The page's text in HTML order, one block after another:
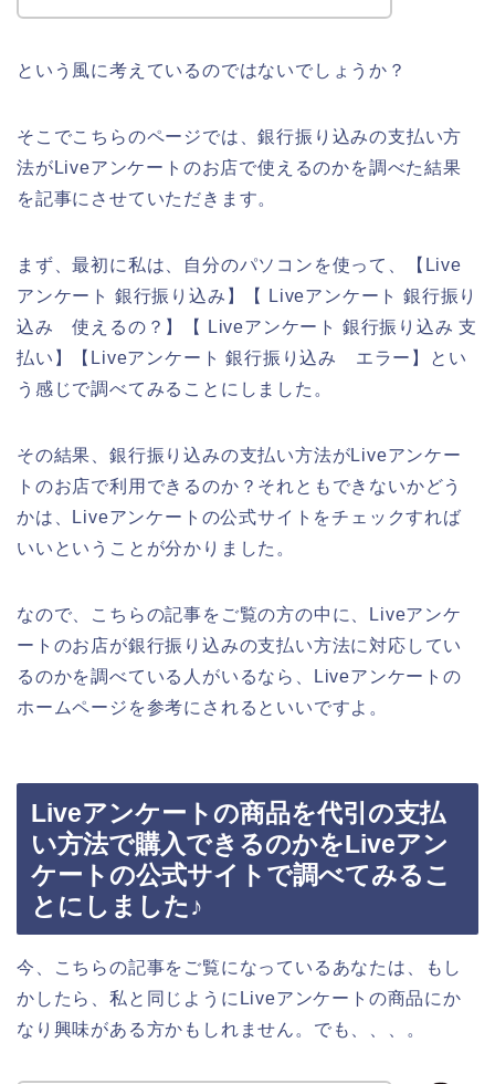
という風に考えているのではないでしょうか？
そこでこちらのページでは、銀行振り込みの支払い方
法がLiveアンケートのお店で使えるのかを調べた結果
を記事にさせていただきます。
まず、最初に私は、自分のパソコンを使って、【Live
アンケート 銀行振り込み】【 Liveアンケート 銀行振り
込み 使えるの？】【 Liveアンケート 銀行振り込み 支
払い】【Liveアンケート 銀行振り込み エラー】とい
う感じで調べてみることにしました。
その結果、銀行振り込みの支払い方法がLiveアンケー
トのお店で利用できるのか？それともできないかどう
かは、Liveアンケートの公式サイトをチェックすれば
いいということが分かりました。
なので、こちらの記事をご覧の方の中に、Liveアンケ
ートのお店が銀行振り込みの支払い方法に対応してい
るのかを調べている人がいるなら、Liveアンケートの
ホームページを参考にされるといいですよ。
Liveアンケートの商品を代引の支払
い方法で購入できるのかをLiveアン
ケートの公式サイトで調べてみるこ
とにしました♪
今、こちらの記事をご覧になっているあなたは、もし
かしたら、私と同じようにLiveアンケートの商品にか
なり興味がある方かもしれません。でも、、、。